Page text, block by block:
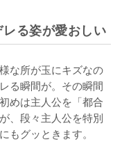
る姿が愛おしい
な所が玉にキズなの
る瞬間が。その瞬間
めは主人公を「都合
、段々主人公を特別
もグッときます。